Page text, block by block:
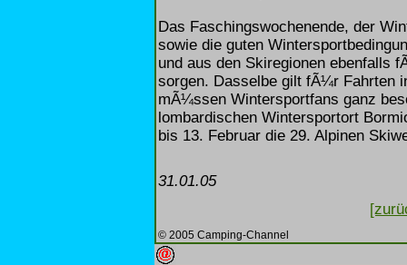
Das Faschingswochenende, der
sowie die guten
und aus den Skiregionen ebenfalls
sorgen. Dasselbe gilt fÃ¼r Fahrten
mÃ¼ssen Wintersportfans ganz
lombardischen Wintersportort
bis 13. Februar die 29. Alpinen
31.01.05
© 2005 Camping-Channel